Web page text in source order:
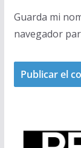
Guarda mi
navegador